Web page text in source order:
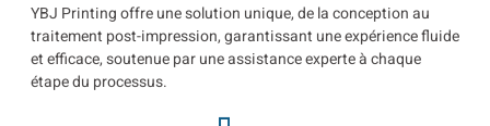
YBJ Printing offre une solution unique, de la conception au
traitement post-impression, garantissant une expérience fluide
et efficace, soutenue par une assistance experte à chaque
étape du processus.